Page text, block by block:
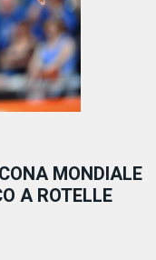
MONDIALE
A ROTELLE